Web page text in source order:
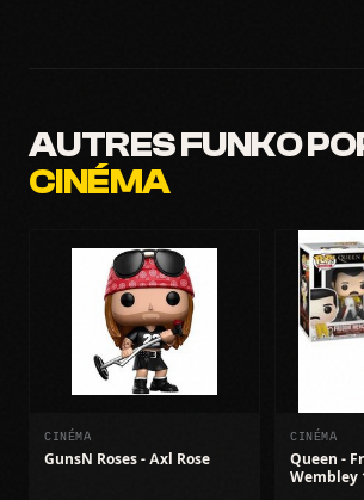
AUTRES FUNKO
CINÉMA
CINÉMA
GunsN Roses - Axl Rose
CINÉMA
Queen -
Wembley